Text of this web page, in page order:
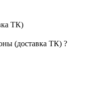
ТК)
(доставка ТК) ?